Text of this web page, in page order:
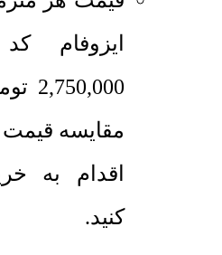
ایزوفام کد 2253
2,750,000
مقایسه
اقدام به
کنید.